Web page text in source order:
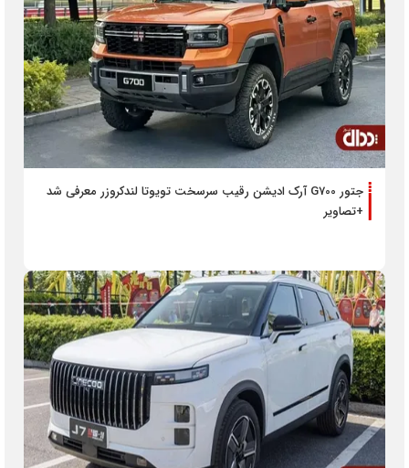
جتور G700 آرک ادیشن رقیب سرسخت تویوتا لندکروزر معرفی شد
+تصاویر